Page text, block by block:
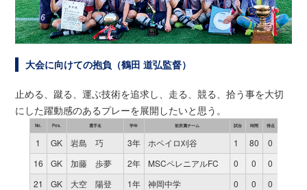
大会に向けての抱負（鶴田 道弘監督）
止める、蹴る、運ぶ技術を追求し、走る、競る、拾う事を大切
にした躍動感のあるプレーを展開したいと思う。
No. Pos. 選手名 学年 前所属チーム 試合 時間 得点
1 GK 岩島 巧 3年 ホペイロ刈谷 1 80
0
16
GK 加藤 歩夢 2年 MSCペレニアルFC 0 0
0
21
GK 大空 陽登 1年 神岡中学 0 0
0